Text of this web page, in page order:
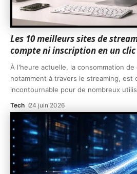
Les 10 meilleurs sites de
compte ni inscription en un clic
À l'heure actuelle, la consommation
notamment à travers le streaming, est
incontournable pour de nombreux
Tech 24 juin 2026